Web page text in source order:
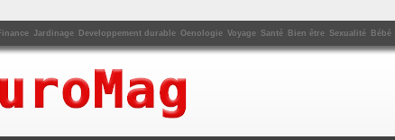
Jardinage Developpement durable Oenologie Voyage Santé Bien être Sexualité Bébé